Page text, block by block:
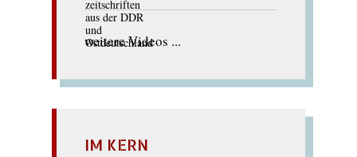
weitere Videos ...
IM KERN